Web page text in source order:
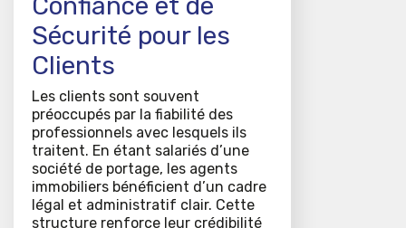
Sécurité pour les
Clients
Les clients sont souvent
préoccupés par la fiabilité des
professionnels avec lesquels ils
traitent. En étant salariés d’une
société de portage, les agents
immobiliers bénéficient d’un cadre
légal et administratif clair. Cette
structure renforce leur crédibilité